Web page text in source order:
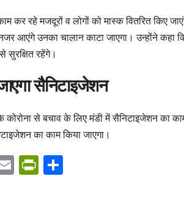
कर रहे मजदूरों व लोगों को मास्क वितरित किए
आएंगे उनका चालान काटा जाएगा। उन्होंने कहा
सुरक्षित रहेंगे।
सैनिटाइजेशन
कोरोना से बचाव के लिए मंडी में सैनिटाइजेशन का
का काम किया जाएगा।
E
Pr